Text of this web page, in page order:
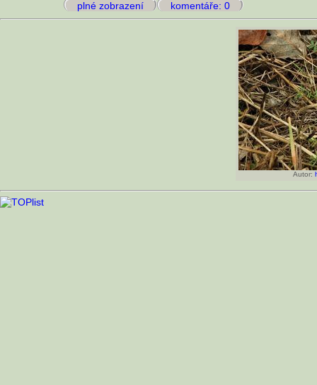
plné zobrazení komentáře: 0
Autor: